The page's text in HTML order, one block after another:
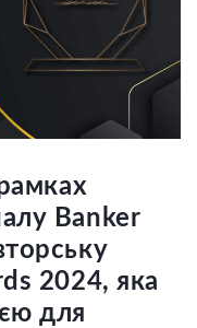
Banker
2024, яка
для